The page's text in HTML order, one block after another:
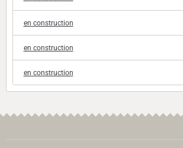
en construction
en construction
en construction